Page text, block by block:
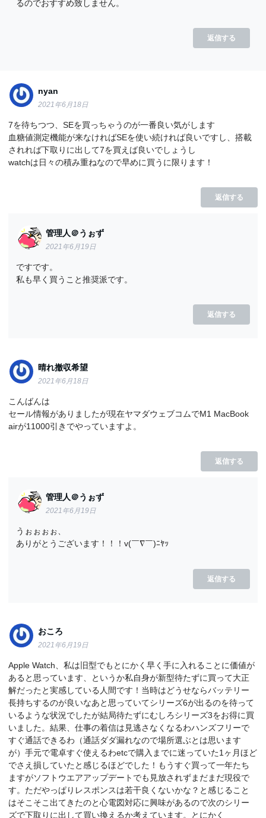
るのでおすすめ致しません。
返信する
nyan
2021年6月18日
7を待ちつつ、SEを買っちゃうのが一番良い気がします
血糖値測定機能が来なければSEを使い続ければ良いですし、搭載
されれば下取りに出して7を買えば良いでしょうし
watchは日々の積み重ねなので早めに買うに限ります！
返信する
管理人＠うぉず
2021年6月19日
ですです。
私も早く買うこと推奨派です。
返信する
晴れ撤収希望
2021年6月18日
こんばんは
セール情報がありましたが現在ヤマダウェブコムでM1 MacBook
airが11000引きでやっていますよ。
返信する
管理人＠うぉず
2021年6月19日
うぉぉぉぉ、
ありがとうございます！！！v(￣∇￣)ﾆﾔｯ
返信する
おころ
2021年6月19日
Apple Watch、私は旧型でもとにかく早く手に入れることに価値が
あると思っています、というか私自身が新型待たずに買って大正
解だったと実感している人間です！当時はどうせならバッテリー
長持ちするのが良いなあと思っていてシリーズ6が出るのを待って
いるような状況でしたが結局待たずにむしろシリーズ3をお得に買
いました。結果、仕事の着信は見逃さなくなるわハンズフリーで
すぐ通話できるわ（通話ダダ漏れなので場所選ぶとは思います
が）手元で電卓すぐ使えるわetcで購入までに迷っていた1ヶ月ほど
でさえ損していたと感じるほどでした！もうすぐ買って一年たち
ますがソフトウエアアップデートでも見放されずまだまだ現役で
す。ただやっぱりレスポンスは若干良くないかな？と感じること
はそこそこ出てきたのと心電図対応に興味があるので次のシリー
ズで下取りに出して買い換えるか考えています。とにかく